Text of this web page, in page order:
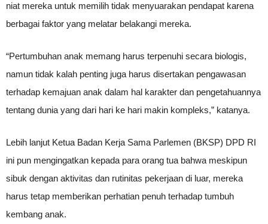
niat mereka untuk memilih tidak menyuarakan pendapat karena
berbagai faktor yang melatar belakangi mereka.
“Pertumbuhan anak memang harus terpenuhi secara biologis,
namun tidak kalah penting juga harus disertakan pengawasan
terhadap kemajuan anak dalam hal karakter dan pengetahuannya
tentang dunia yang dari hari ke hari makin kompleks,” katanya.
Lebih lanjut Ketua Badan Kerja Sama Parlemen (BKSP) DPD RI
ini pun mengingatkan kepada para orang tua bahwa meskipun
sibuk dengan aktivitas dan rutinitas pekerjaan di luar, mereka
harus tetap memberikan perhatian penuh terhadap tumbuh
kembang anak.